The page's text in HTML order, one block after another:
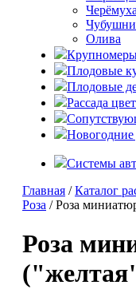
Черёмуха
Олива
Плодовые
Плодовые
Рассада
Новогодние
Системы
Главная /Каталог
Роза / Роза
Роза